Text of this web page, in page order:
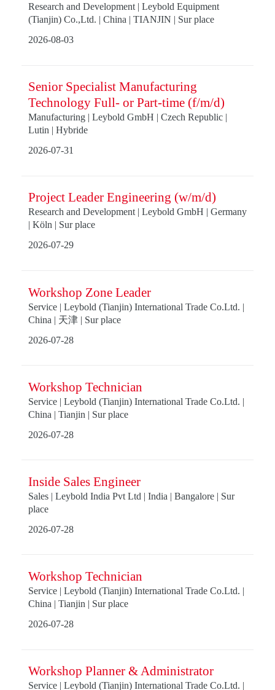
Research and Development | Leybold Equipment
(Tianjin) Co.,Ltd. | China | TIANJIN | Sur place
2026-08-03
Senior Specialist Manufacturing
Technology Full- or Part-time (f/m/d)
Manufacturing | Leybold GmbH | Czech Republic |
Lutin | Hybride
2026-07-31
Project Leader Engineering (w/m/d)
Research and Development | Leybold GmbH | Germany
| Köln | Sur place
2026-07-29
Workshop Zone Leader
Service | Leybold (Tianjin) International Trade Co.Ltd. |
China | 天津 | Sur place
2026-07-28
Workshop Technician
Service | Leybold (Tianjin) International Trade Co.Ltd. |
China | Tianjin | Sur place
2026-07-28
Inside Sales Engineer
Sales | Leybold India Pvt Ltd | India | Bangalore | Sur
place
2026-07-28
Workshop Technician
Service | Leybold (Tianjin) International Trade Co.Ltd. |
China | Tianjin | Sur place
2026-07-28
Workshop Planner & Administrator
Service | Leybold (Tianjin) International Trade Co.Ltd. |